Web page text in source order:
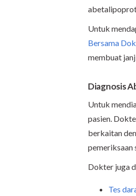
Untuk
Bersama
membuat
Diagnosis
Untuk
pasien.
berkaitan
pemeriksaan
Dokter juga
Tes